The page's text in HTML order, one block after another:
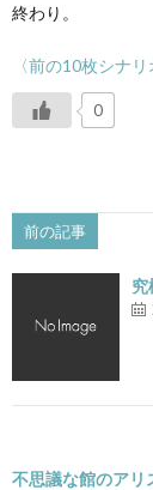
終わり。
〈前の10枚シナリ
0
前の記事
究
不思議な館のア